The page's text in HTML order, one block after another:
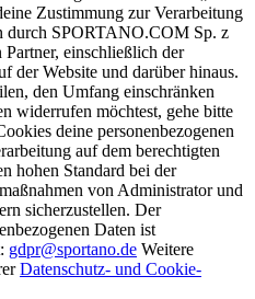
Zustimmung zur Verarbeitung
durch SPORTANO.COM Sp. z
einschließlich der
der Website und darüber hinaus.
den Umfang einschränken
widerrufen möchtest, gehe bitte
deine personenbezogenen
auf dem berechtigten
hohen Standard bei der
von Administrator und
sicherzustellen. Der
Daten ist
gdpr@sportano.de Weitere
Datenschutz- und Cookie-